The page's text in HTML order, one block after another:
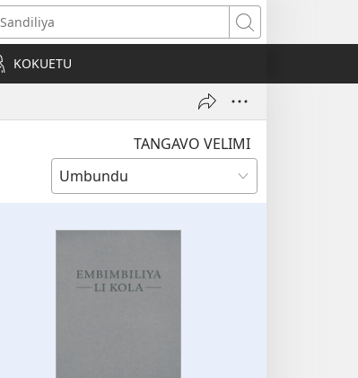
Sandiliya
KOKUETU
TANGAVO VELIMI